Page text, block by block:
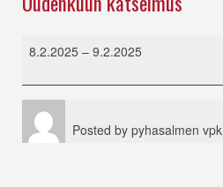
katselmus
8.2.2025 –9.2.2025
Posted by pyhasalmen vpk